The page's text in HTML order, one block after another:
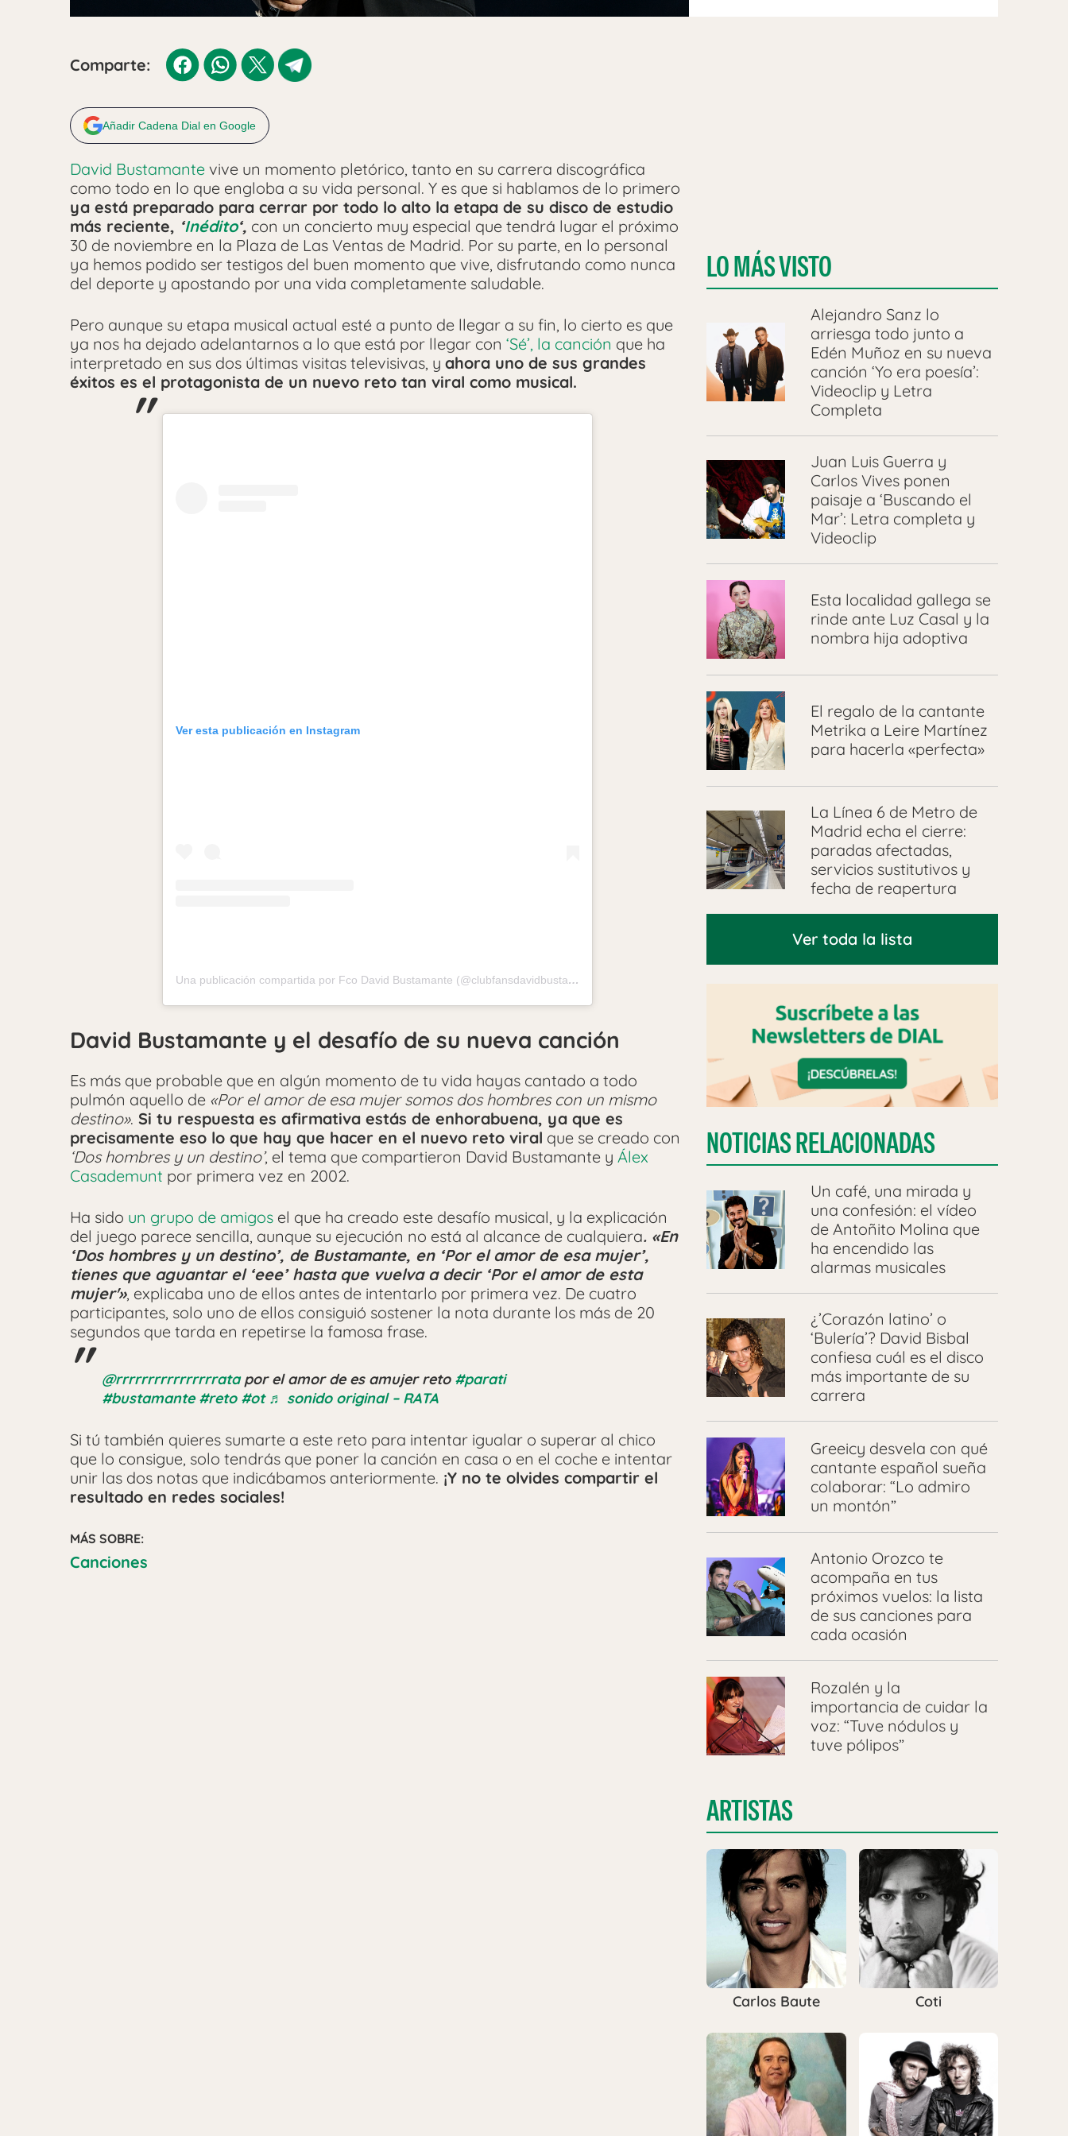
Comparte:
Añadir Cadena Dial en Google
David Bustamante vive un momento pletórico, tanto en su carrera discográfica
como todo en lo que engloba a su vida personal. Y es que si hablamos de lo primero
ya está preparado para cerrar por todo lo alto la etapa de su disco de estudio
más reciente, ‘Inédito‘, con un concierto muy especial que tendrá lugar el próximo
30 de noviembre en la Plaza de Las Ventas de Madrid. Por su parte, en lo personal
ya hemos podido ser testigos del buen momento que vive, disfrutando como nunca
del deporte y apostando por una vida completamente saludable.
Pero aunque su etapa musical actual esté a punto de llegar a su fin, lo cierto es que
ya nos ha dejado adelantarnos a lo que está por llegar con ‘Sé’, la canción que ha
interpretado en sus dos últimas visitas televisivas, y ahora uno de sus grandes
éxitos es el protagonista de un nuevo reto tan viral como musical.
Ver esta publicación en Instagram
Una publicación compartida por Fco David Bustamante (@clubfansdavidbustamante)
David Bustamante y el desafío de su nueva canción
Es más que probable que en algún momento de tu vida hayas cantado a todo
pulmón aquello de «Por el amor de esa mujer somos dos hombres con un mismo
destino». Si tu respuesta es afirmativa estás de enhorabuena, ya que es
precisamente eso lo que hay que hacer en el nuevo reto viral que se creado con
‘Dos hombres y un destino’, el tema que compartieron David Bustamante y Álex
Casademunt por primera vez en 2002.
Ha sido un grupo de amigos el que ha creado este desafío musical, y la explicación
del juego parece sencilla, aunque su ejecución no está al alcance de cualquiera. «En
‘Dos hombres y un destino’, de Bustamante, en ‘Por el amor de esa mujer’,
tienes que aguantar el ‘eee’ hasta que vuelva a decir ‘Por el amor de esta
mujer'», explicaba uno de ellos antes de intentarlo por primera vez. De cuatro
participantes, solo uno de ellos consiguió sostener la nota durante los más de 20
segundos que tarda en repetirse la famosa frase.
@rrrrrrrrrrrrrrrratapor el amor de es amujer reto #parati
#bustamante #reto #ot ♬ sonido original – RATA
Si tú también quieres sumarte a este reto para intentar igualar o superar al chico
que lo consigue, solo tendrás que poner la canción en casa o en el coche e intentar
unir las dos notas que indicábamos anteriormente. ¡Y no te olvides compartir el
resultado en redes sociales!
MÁS SOBRE:
Canciones
LO MÁS VISTO
Alejandro Sanz lo
arriesga todo junto a
Edén Muñoz en su nueva
canción ‘Yo era poesía’:
Videoclip y Letra
Completa
Juan Luis Guerra y
Carlos Vives ponen
paisaje a ‘Buscando el
Mar’: Letra completa y
Videoclip
Esta localidad gallega se
rinde ante Luz Casal y la
nombra hija adoptiva
El regalo de la cantante
Metrika a Leire Martínez
para hacerla «perfecta»
La Línea 6 de Metro de
Madrid echa el cierre:
paradas afectadas,
servicios sustitutivos y
fecha de reapertura
Ver toda la lista
NOTICIAS RELACIONADAS
Un café, una mirada y
una confesión: el vídeo
de Antoñito Molina que
ha encendido las
alarmas musicales
¿’Corazón latino’ o
‘Bulería’? David Bisbal
confiesa cuál es el disco
más importante de su
carrera
Greeicy desvela con qué
cantante español sueña
colaborar: “Lo admiro
un montón”
Antonio Orozco te
acompaña en tus
próximos vuelos: la lista
de sus canciones para
cada ocasión
Rozalén y la
importancia de cuidar la
voz: “Tuve nódulos y
tuve pólipos”
ARTISTAS
Carlos Baute Coti